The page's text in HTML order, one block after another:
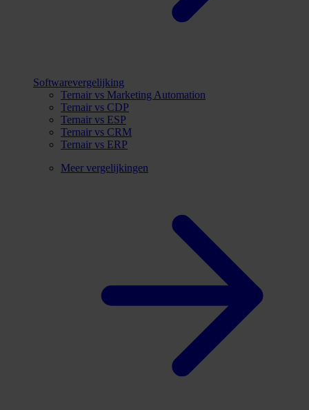
Softwarevergelijking
Ternair vs Marketing Automation
Ternair vs CDP
Ternair vs ESP
Ternair vs CRM
Ternair vs ERP
Meer vergelijkingen